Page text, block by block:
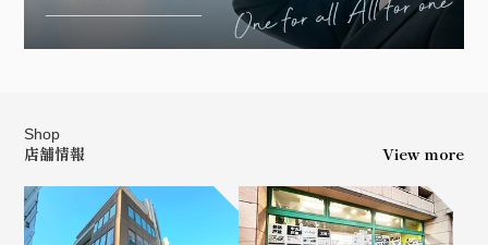
Shop
店舗情報 View more